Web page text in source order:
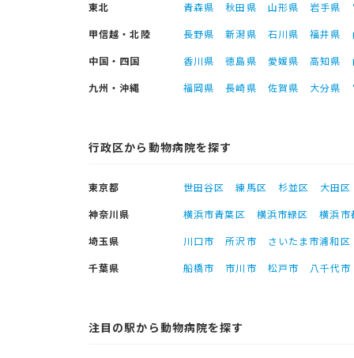
東北
青森県 秋田県 山形県 岩手県
甲信越・北陸
長野県 新潟県 石川県 福井県
中国・四国
香川県 徳島県 愛媛県 高知県
九州・沖縄
福岡県 長崎県 佐賀県 大分県
行政区から動物病院を探す
東京都 世田谷区 練馬区 杉並区
大田区
神奈川県
横浜市青葉区 横浜市緑区
横浜市
埼玉県
川口市 所沢市
さいたま市浦和区
千葉県
船橋市 市川市 松戸市 八千代市
注目の駅から動物病院を探す